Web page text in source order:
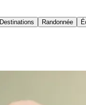
Destinations Randonnée